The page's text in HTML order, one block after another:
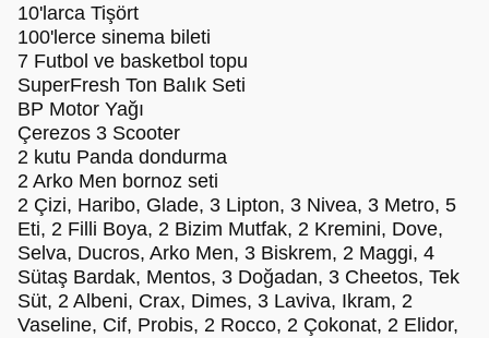
10'larca Tişört
100'lerce sinema bileti
7 Futbol ve basketbol topu
SuperFresh Ton Balık Seti
BP Motor Yağı
Çerezos 3 Scooter
2 kutu Panda dondurma
2 Arko Men bornoz seti
2 Çizi, Haribo, Glade, 3 Lipton, 3 Nivea, 3 Metro, 5
Eti, 2 Filli Boya, 2 Bizim Mutfak, 2 Kremini, Dove,
Selva, Ducros, Arko Men, 3 Biskrem, 2 Maggi, 4
Sütaş Bardak, Mentos, 3 Doğadan, 3 Cheetos, Tek
Süt, 2 Albeni, Crax, Dimes, 3 Laviva, Ikram, 2
Vaseline, Cif, Probis, 2 Rocco, 2 Çokonat, 2 Elidor,